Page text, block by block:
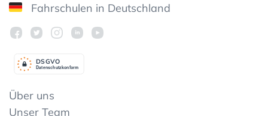
Fahrschulen in Deutschland
Datenschutzkonform
DSGVO
Über uns
Unser Team